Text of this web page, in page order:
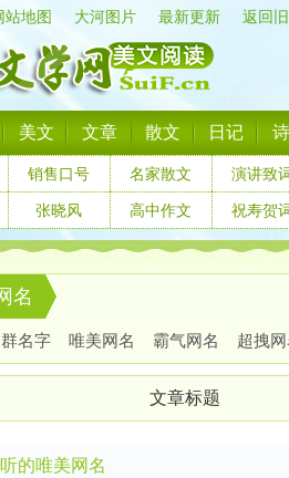
站地图 大河图片 最新更新 返回
美文 文章 散文 日记
销售口号 名家散文 演讲致
张晓风 高中作文 祝寿贺
名
超拽网
霸气网名
唯美网名
群名字
文章标题
的唯美网名